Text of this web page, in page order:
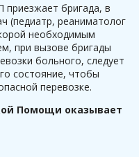
бригада, в
(педиатр, реаниматолог
необходимым
при вызове бригады
больного, следует
состояние, чтобы
перевозке.
Помощи оказывает